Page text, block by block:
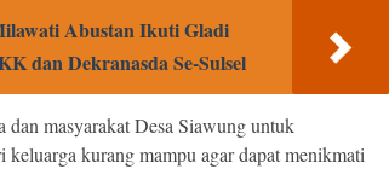
Abustan Ikuti Gladi
dan Dekranasda Se-Sulsel
dan masyarakat Desa Siawung untuk
keluarga kurang mampu agar dapat menikmati